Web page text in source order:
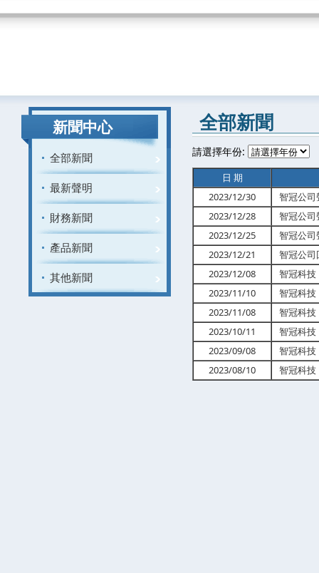
新聞中心
全部新聞
最新聲明
財務新聞
產品新聞
其他新聞
全部新聞
請選擇年份:
日 期
2023/12/30
智冠公司
2023/12/28
智冠公司
2023/12/25
智冠公司
2023/12/21
智冠公司
2023/12/08
智冠科技
2023/11/10
智冠科技
2023/11/08
智冠科技
2023/10/11
智冠科技
2023/09/08
智冠科技
2023/08/10
智冠科技